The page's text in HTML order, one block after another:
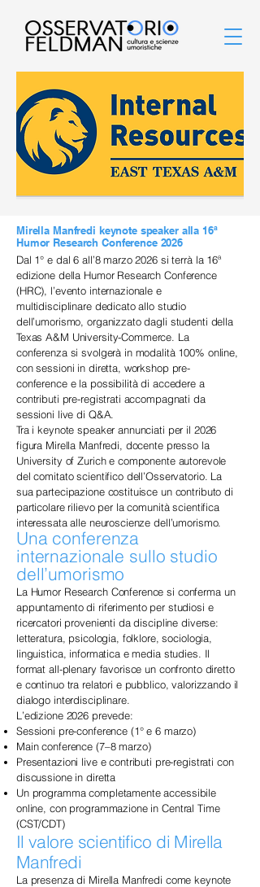
Mirella Manfredi keynote speaker alla 16ª
Humor Research Conference 2026
Dal 1° e dal 6 all’8 marzo 2026 si terrà la 16ª
edizione della Humor Research Conference
(HRC), l’evento internazionale e
multidisciplinare dedicato allo studio
dell’umorismo, organizzato dagli studenti della
Texas A&M University-Commerce. La
conferenza si svolgerà in modalità 100% online,
con sessioni in diretta, workshop pre-
conference e la possibilità di accedere a
contributi pre-registrati accompagnati da
sessioni live di Q&A.
Tra i keynote speaker annunciati per il 2026
figura Mirella Manfredi, docente presso la
University of Zurich e componente autorevole
del comitato scientifico dell’Osservatorio. La
sua partecipazione costituisce un contributo di
particolare rilievo per la comunità scientifica
interessata alle neuroscienze dell’umorismo.
Una conferenza
internazionale sullo studio
dell’umorismo
La Humor Research Conference si conferma un
appuntamento di riferimento per studiosi e
ricercatori provenienti da discipline diverse:
letteratura, psicologia, folklore, sociologia,
linguistica, informatica e media studies. Il
format all-plenary favorisce un confronto diretto
e continuo tra relatori e pubblico, valorizzando il
dialogo interdisciplinare.
L’edizione 2026 prevede:
Sessioni pre-conference (1° e 6 marzo)
Main conference (7–8 marzo)
Presentazioni live e contributi pre-registrati con
discussione in diretta
Un programma completamente accessibile
online, con programmazione in Central Time
(CST/CDT)
Il valore scientifico di Mirella
Manfredi
La presenza di Mirella Manfredi come keynote